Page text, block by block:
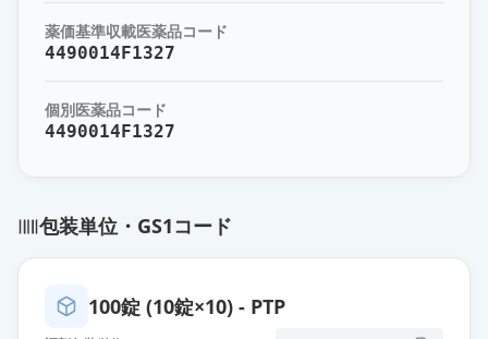
10mg「VTRS」
薬価 9.80 円
ピナジオン錠10mg
薬価基準収載医薬品コード
4490014F1327
個別医薬品コード
4490014F1327
包装単位・GS1コード
100錠 (10錠×10) - PTP